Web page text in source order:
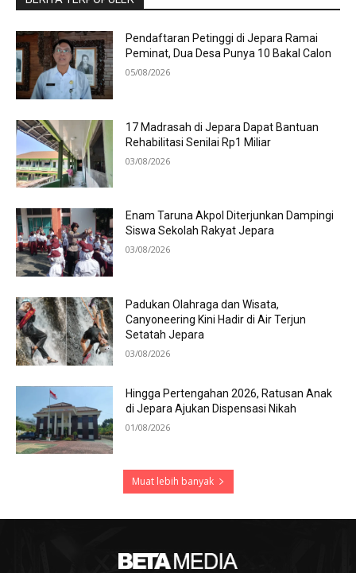
Pendaftaran Petinggi di Jepara Ramai
Peminat, Dua Desa Punya 10 Bakal Calon
05/08/2026
17 Madrasah di Jepara Dapat Bantuan
Rehabilitasi Senilai Rp1 Miliar
03/08/2026
Enam Taruna Akpol Diterjunkan Dampingi
Siswa Sekolah Rakyat Jepara
03/08/2026
Padukan Olahraga dan Wisata,
Canyoneering Kini Hadir di Air Terjun
Setatah Jepara
03/08/2026
Hingga Pertengahan 2026, Ratusan Anak
di Jepara Ajukan Dispensasi Nikah
01/08/2026
Muat lebih banyak